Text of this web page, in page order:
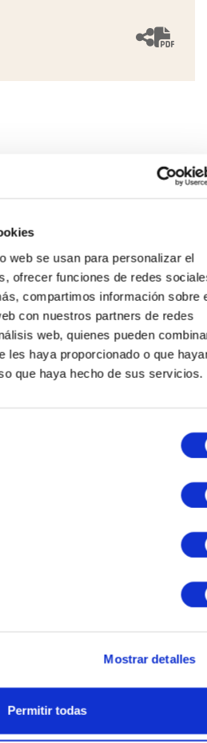
web se usan para personalizar el
ofrecer funciones de redes
compartimos información sobre
con nuestros partners de redes
web, quienes pueden
les haya proporcionado o que
que haya hecho de sus servicios.
Mostrar detalles
Permitir todas
San Pedro de